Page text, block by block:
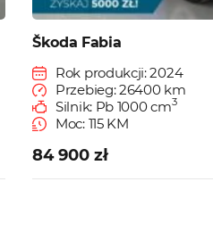
Škoda Fabia
Rok produkcji: 2024
Przebieg: 26400 km
Silnik: Pb 1000 cm3
Moc: 115 KM
84 900 zł